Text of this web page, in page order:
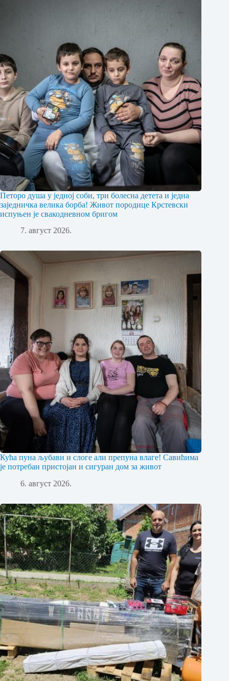
Петоро душа у једној соби, три болесна детета и једна
заједничка велика борба! Живот породице Крстевски
испуњен је свакодневном бригом
7. август 2026.
Кућа пуна љубави и слоге али препуна влаге! Савићима
је потребан пристојан и сигуран дом за живот
6. август 2026.